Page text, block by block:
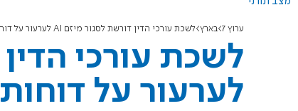
ערוץ 7 בארץ לשכת עורכי הדין דורשת לסגור מיזם AI לערעור על דוחות
לערעור על דוחות